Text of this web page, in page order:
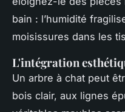
bain : l’humidité
moisissures dans les
L'intégration
Un arbre à chat peut
bois clair, aux lignes